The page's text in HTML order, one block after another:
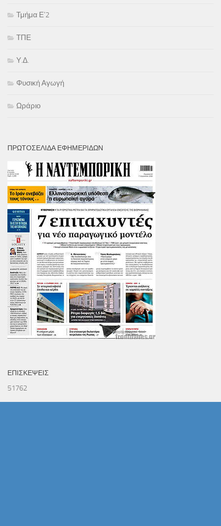
Τμήμα Ε'2
ΤΠΕ
Υ.Δ.
Φυσική Αγωγή
Ωράριο
ΠΡΩΤΟΣΕΛΙΔΑ ΕΦΗΜΕΡΙΔΩΝ
ΕΠΙΣΚΕΨΕΙΣ
51762